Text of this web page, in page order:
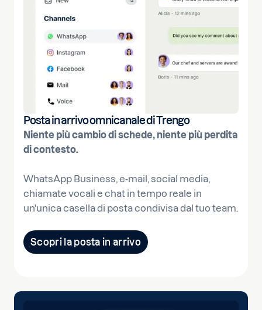
Posta in arrivo omnicanale di Trengo
Niente più cambio di schede, niente più perdita
di contesto.
WhatsApp Business, e-mail, social media,
chiamate vocali e chat in tempo reale in
un'unica casella di posta condivisa dal tuo team.
Scopri la posta in arrivo